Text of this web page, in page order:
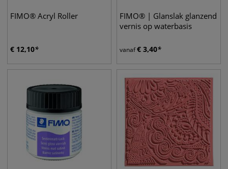
FIMO® Acryl Roller
€ 12,10
FIMO® | Glanslak glanzend
vernis op waterbasis
vanaf€ 3,40